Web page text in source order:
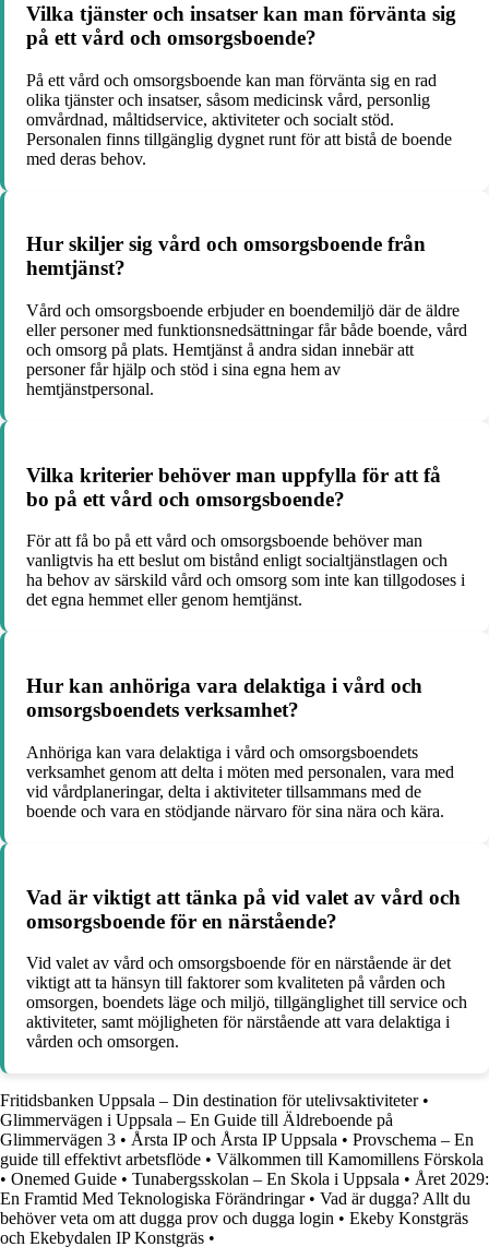
Vilka tjänster och insatser kan man förvänta sig
på ett vård och omsorgsboende?
På ett vård och omsorgsboende kan man förvänta sig en rad
olika tjänster och insatser, såsom medicinsk vård, personlig
omvårdnad, måltidservice, aktiviteter och socialt stöd.
Personalen finns tillgänglig dygnet runt för att bistå de boende
med deras behov.
Hur skiljer sig vård och omsorgsboende från
hemtjänst?
Vård och omsorgsboende erbjuder en boendemiljö där de äldre
eller personer med funktionsnedsättningar får både boende, vård
och omsorg på plats. Hemtjänst å andra sidan innebär att
personer får hjälp och stöd i sina egna hem av
hemtjänstpersonal.
Vilka kriterier behöver man uppfylla för att få
bo på ett vård och omsorgsboende?
För att få bo på ett vård och omsorgsboende behöver man
vanligtvis ha ett beslut om bistånd enligt socialtjänstlagen och
ha behov av särskild vård och omsorg som inte kan tillgodoses i
det egna hemmet eller genom hemtjänst.
Hur kan anhöriga vara delaktiga i vård och
omsorgsboendets verksamhet?
Anhöriga kan vara delaktiga i vård och omsorgsboendets
verksamhet genom att delta i möten med personalen, vara med
vid vårdplaneringar, delta i aktiviteter tillsammans med de
boende och vara en stödjande närvaro för sina nära och kära.
Vad är viktigt att tänka på vid valet av vård och
omsorgsboende för en närstående?
Vid valet av vård och omsorgsboende för en närstående är det
viktigt att ta hänsyn till faktorer som kvaliteten på vården och
omsorgen, boendets läge och miljö, tillgänglighet till service och
aktiviteter, samt möjligheten för närstående att vara delaktiga i
vården och omsorgen.
Fritidsbanken Uppsala – Din destination för utelivsaktiviteter•
Glimmervägen i Uppsala – En Guide till Äldreboende på
Glimmervägen 3 • Årsta IP och Årsta IP Uppsala • Provschema – En
guide till effektivt arbetsflöde • Välkommen till Kamomillens Förskola
• Onemed Guide • Tunabergsskolan – En Skola i Uppsala • Året 2029:
En Framtid Med Teknologiska Förändringar• Vad är dugga? Allt du
behöver veta om att dugga prov och dugga login • Ekeby Konstgräs
och Ekebydalen IP Konstgräs •